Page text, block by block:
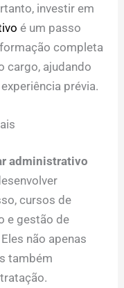
investir em
é um passo
completa
cargo, ajudando
prévia.
administrativo
cursos de
e gestão de
não apenas
também